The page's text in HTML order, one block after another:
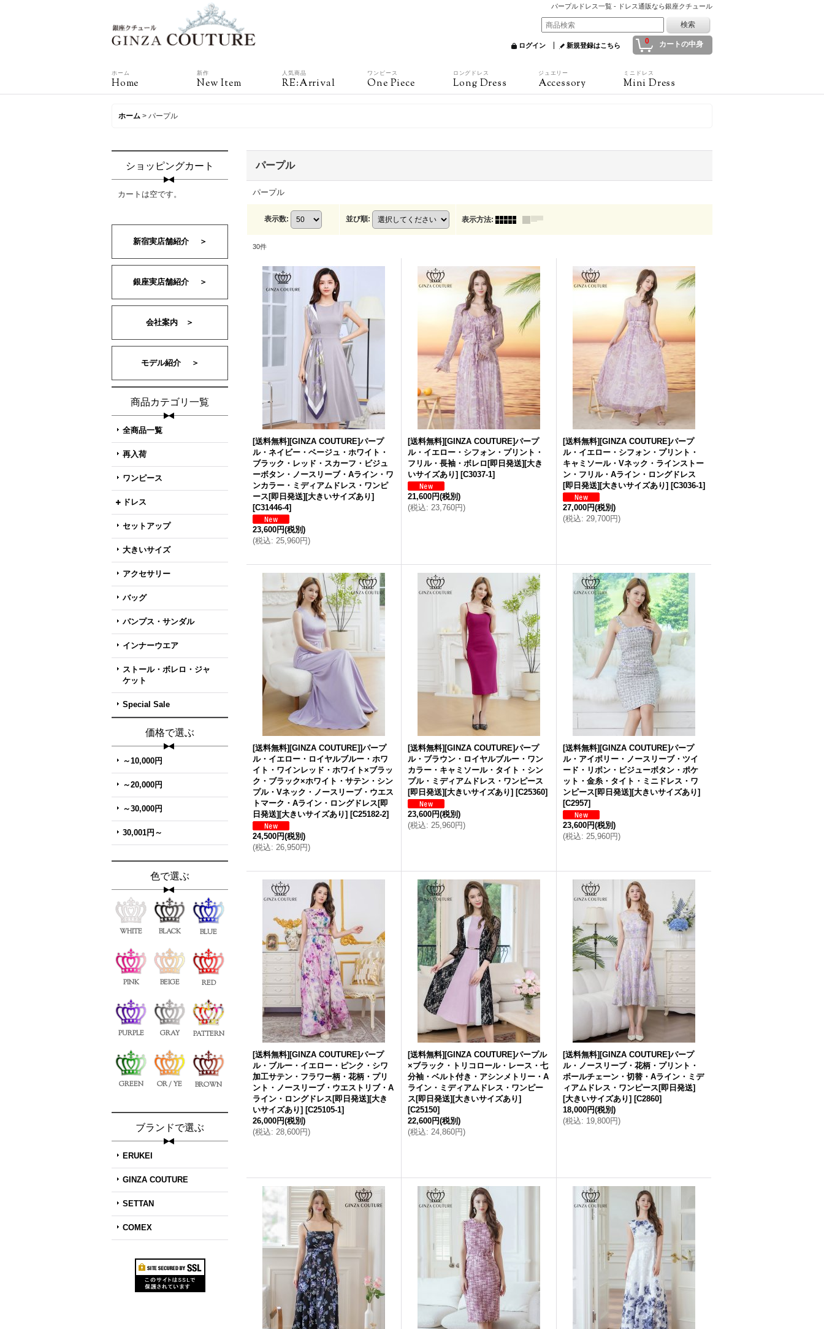
パープルドレス一覧 - ドレス通販なら銀座クチュール
0 カートの中身
ログイン 新規登録はこちら
ホーム
Home
新作
New Item
人気商品
RE:Arrival
ワンピース
One Piece
ロングドレス
Long Dress
ジュエリー
Accessory
ミニドレス
Mini Dress
ホーム > パープル
ショッピングカート
カートは空です。
新宿実店舗紹介 ＞
銀座実店舗紹介 ＞
会社案内 ＞
モデル紹介 ＞
商品カテゴリ一覧
全商品一覧
再入荷
ワンピース
ドレス
セットアップ
大きいサイズ
アクセサリー
バッグ
パンプス・サンダル
インナーウエア
ストール・ボレロ・ジャ
ケット
Special Sale
価格で選ぶ
～10,000円
～20,000円
～30,000円
30,001円～
色で選ぶ
WHITE BLACK BLUE
PINK BEIGE RED
PURPLE GRAY PATTERN
GREEN OR / YE BROWN
ブランドで選ぶ
ERUKEI
GINZA COUTURE
SETTAN
COMEX
パープル
パープル
表示数: 並び順: 表示方法:
30件
[送料無料][GINZA COUTURE]パープ
ル・ネイビー・ベージュ・ホワイト・
ブラック・レッド・スカーフ・ビジュ
ーボタン・ノースリーブ・Aライン・ワ
ンカラー・ミディアムドレス・ワンピ
ース[即日発送][大きいサイズあり]
[C31446-4]
23,600円(税別)
(税込: 25,960円)
[送料無料][GINZA COUTURE]パープ
ル・イエロー・シフォン・プリント・
フリル・長袖・ボレロ[即日発送][大き
いサイズあり] [C3037-1]
21,600円(税別)
(税込: 23,760円)
[送料無料][GINZA COUTURE]パープ
ル・イエロー・シフォン・プリント・
キャミソール・Vネック・ラインストー
ン・フリル・Aライン・ロングドレス
[即日発送][大きいサイズあり] [C3036-1]
27,000円(税別)
(税込: 29,700円)
[送料無料][GINZA COUTURE]]パープ
ル・イエロー・ロイヤルブルー・ホワ
イト・ワインレッド・ホワイト×ブラッ
ク・ブラック×ホワイト・サテン・シン
プル・Vネック・ノースリーブ・ウエス
トマーク・Aライン・ロングドレス[即
日発送][大きいサイズあり] [C25182-2]
24,500円(税別)
(税込: 26,950円)
[送料無料][GINZA COUTURE]パープ
ル・ブラウン・ロイヤルブルー・ワン
カラー・キャミソール・タイト・シン
プル・ミディアムドレス・ワンピース
[即日発送][大きいサイズあり] [C25360]
23,600円(税別)
(税込: 25,960円)
[送料無料][GINZA COUTURE]パープ
ル・アイボリー・ノースリーブ・ツイ
ード・リボン・ビジューボタン・ポケ
ット・金糸・タイト・ミニドレス・ワ
ンピース[即日発送][大きいサイズあり]
[C2957]
23,600円(税別)
(税込: 25,960円)
[送料無料][GINZA COUTURE]パープ
ル・ブルー・イエロー・ピンク・シワ
加工サテン・フラワー柄・花柄・プリ
ント・ノースリーブ・ウエストリブ・A
ライン・ロングドレス[即日発送][大き
いサイズあり] [C25105-1]
26,000円(税別)
(税込: 28,600円)
[送料無料][GINZA COUTURE]パープル
×ブラック・トリコロール・レース・七
分袖・ベルト付き・アシンメトリー・A
ライン・ミディアムドレス・ワンピー
ス[即日発送][大きいサイズあり]
[C25150]
22,600円(税別)
(税込: 24,860円)
[送料無料][GINZA COUTURE]パープ
ル・ノースリーブ・花柄・プリント・
ボールチェーン・切替・Aライン・ミデ
ィアムドレス・ワンピース[即日発送]
[大きいサイズあり] [C2860]
18,000円(税別)
(税込: 19,800円)